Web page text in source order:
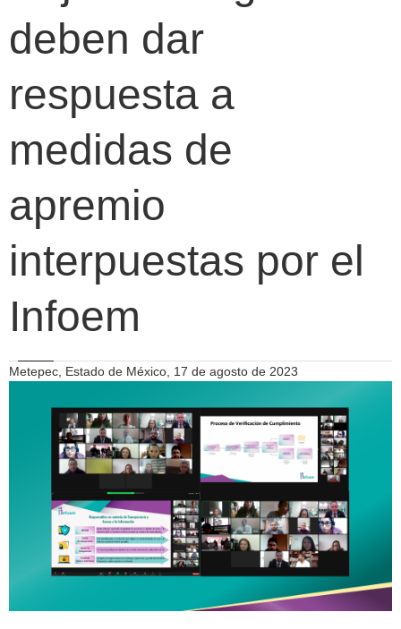
deben dar
respuesta a
medidas de
apremio
interpuestas por el
Infoem
Metepec, Estado de México, 17 de agosto de 2023